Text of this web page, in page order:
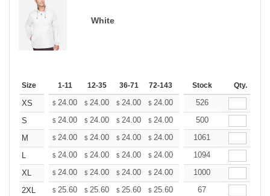
White
Size 1-11 12-35 36-71 72-143 144-287 288 + More
Stock Qty.
XS $ 24.00 $ 24.00 $ 24.00 $ 24.00 24.00
526
S
$ 24.00 $ 24.00 $ 24.00 $ 24.00 24.00
500
M
$ 24.00 $ 24.00 $ 24.00 $ 24.00 24.00
1061
L
$ 24.00 $ 24.00 $ 24.00 $ 24.00 24.00
1094
XL
$ 24.00 $ 24.00 $ 24.00 $ 24.00 24.00
1000
2XL
$ 25.60 $ 25.60 $ 25.60 $ 25.60 25.60
67